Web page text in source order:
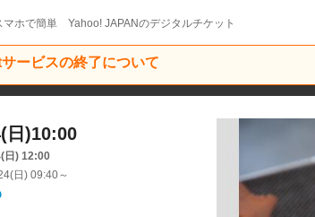
マホで簡単 Yahoo! JAPANのデジタルチケット
ービスの終了について
)10:00
日) 12:00
日) 09:40～